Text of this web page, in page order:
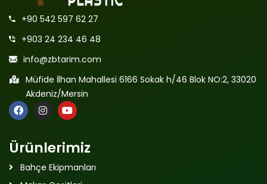
+90 542 597 62 27
+903 24 234 46 48
info@zbtarim.com
Müfide İlhan Mahallesi 6166 Sokak h/46 Blok NO:2, 33020
Akdeniz/Mersin
Ürünlerimiz
Bahçe Ekipmanları